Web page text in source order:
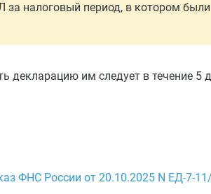
налоговый период, в котором были
декларацию им следует в течение 5
ФНС России от 20.10.2025 N ЕД-7-